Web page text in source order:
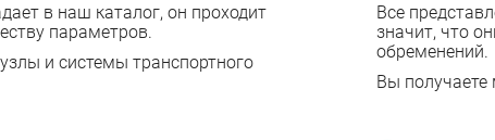
в наш каталог, он проходит
параметров.
и системы транспортного
Все
значит, что
обременений.
Вы